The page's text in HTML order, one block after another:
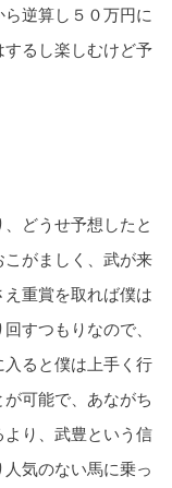
逆算し５０万円に
るし楽しむけど予
どうせ予想したと
がましく、武が来
重賞を取れば僕は
すつもりなので、
ると僕は上手く行
可能で、あながち
り、武豊という信
気のない馬に乗っ